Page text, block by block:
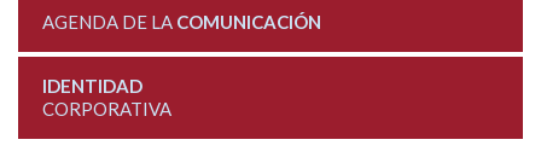
AGENDA DE LA COMUNICACIÓN
IDENTIDAD
CORPORATIVA